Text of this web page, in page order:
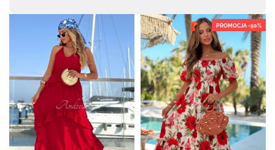
PROMOCJA -50%